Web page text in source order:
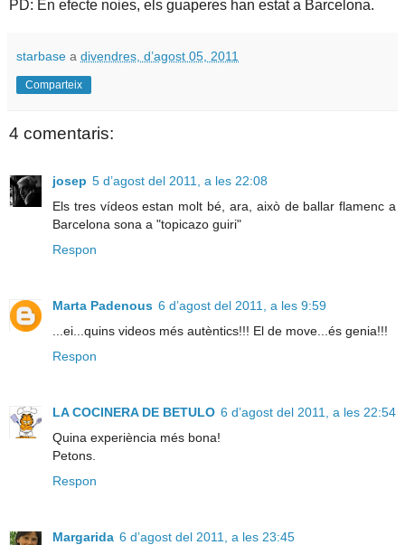
PD: En efecte noies, els guaperes han estat a Barcelona.
starbase a divendres, d’agost 05, 2011
Comparteix
4 comentaris:
josep 5 d’agost del 2011, a les 22:08
Els tres vídeos estan molt bé, ara, això de ballar flamenc a
Barcelona sona a "topicazo guiri"
Respon
Marta Padenous 6 d’agost del 2011, a les 9:59
...ei...quins videos més autèntics!!! El de move...és genia!!!
Respon
LA COCINERA DE BETULO 6 d’agost del 2011, a les 22:54
Quina experiència més bona!
Petons.
Respon
Margarida 6 d’agost del 2011, a les 23:45